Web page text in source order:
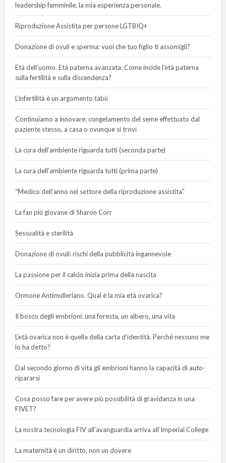
leadership femminile, la mia esperienza personale.
Riproduzione Assistita per persone LGTBIQ+
Donazione di ovuli e sperma: vuoi che tuo figlio ti assomigli?
Età dell’uomo. Età paterna avanzata: Come incide l’età paterna
sulla fertilità e sulla discendenza?
L’infertilità è un argomento tabù
Continuiamo a innovare: congelamento del seme effettuato dal
paziente stesso, a casa o ovunque si trovi
La cura dell’ambiente riguarda tutti (seconda parte)
La cura dell’ambiente riguarda tutti (prima parte)
“Medico dell’anno nel settore della riproduzione assistita”
La fan più giovane di Sharon Corr
Sessualità e sterilità
Donazione di ovuli: rischi della pubblicità ingannevole
La passione per il calcio inizia prima della nascita
Ormone Antimulleriano. Qual è la mia età ovarica?
Il bosco degli embrioni: una foresta, un albero, una vita
L’età ovarica non è quella della carta d’identità. Perché nessuno me
lo ha detto?
Dal secondo giorno di vita gli embrioni hanno la capacità di auto-
ripararsi
Cosa posso fare per avere più possibilità di gravidanza in una
FIVET?
La nostra tecnologia FIV all’avanguardia arriva all’Imperial College
La maternità è un diritto, non un dovere